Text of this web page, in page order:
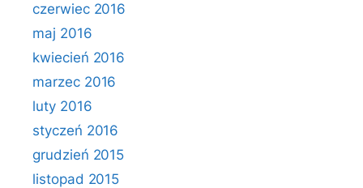
czerwiec 2016
maj 2016
kwiecień 2016
marzec 2016
luty 2016
styczeń 2016
grudzień 2015
listopad 2015